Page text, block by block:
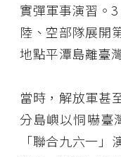
實彈軍事演習。
陸、空部隊展開
地點平潭島離臺
當時，解放軍甚
分島嶼以恫嚇臺
「聯合九六一